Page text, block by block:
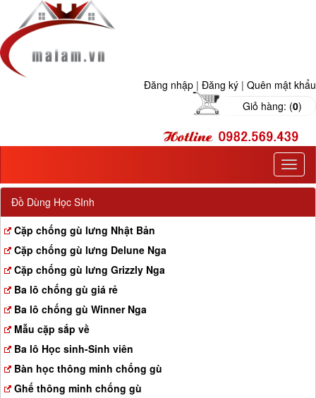
Đăng nhập | Đăng ký | Quên mật khẩu
Giỏ hàng: (0)
T
o
Đồ Dùng Học SInh
Cặp chống gù lưng Nhật Bản
Cặp chống gù lưng Delune Nga
Cặp chống gù lưng Grizzly Nga
Ba lô chống gù giá rẻ
Ba lô chống gù Winner Nga
Mẫu cặp sắp về
Ba lô Học sinh-Sinh viên
Bàn học thông minh chống gù
Ghế thông minh chống gù